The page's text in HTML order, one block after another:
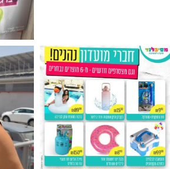
מין העובר רק במסיבלנד !! קיים